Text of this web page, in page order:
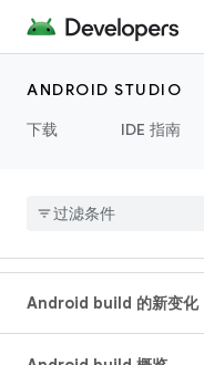
ANDROID STUDIO
下载
IDE 指南
Android build 的新变化